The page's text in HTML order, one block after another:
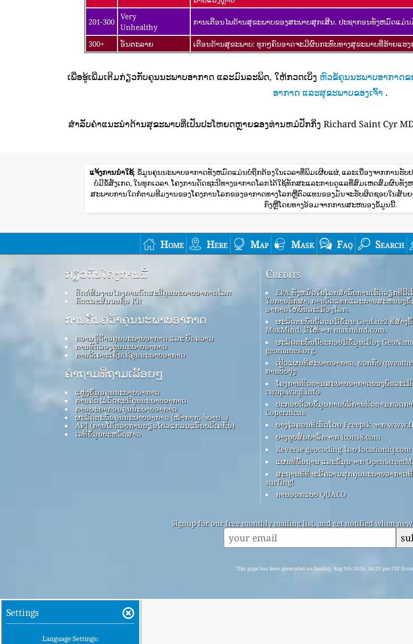
201-300
Very
Unhealthy
ການເຕືອນໄພດ້ານສຸຂະພາບຂອງສະພາບສຸກເສີນ. ປະຊາກອນທັງຫມົດແມ່
300+ ອັນຕະລາຍ ເຕືອນດ້ານສຸຂະພາບ: ທຸກໆຄົນອາດຈະມີຜົນກະທົບທາງສຸຂະພາບທີ່ຮ້າຍແຮງ
ເພື່ອຮູ້ເພີ່ມເຕີມກ່ຽວກັບຄຸນນະພາບອາກາດ ແລະມົນລະພິດ, ໃຫ້ກວດເບິ່ງ ຫົວຂໍ້ຄຸນນະພາບອາກາດ
ອາກາດ ແລະສຸຂະພາບຂອງເຈົ້າ .
ສໍາລັບຄໍາແນະນໍາດ້ານສຸຂະພາບທີ່ເປັນປະໂຫຍດຫຼາຍຂອງທ່ານຫມໍປັກກິ່ງ Richard Saint Cyr
ແຈ້ງການນໍາໃຊ້: ຂໍ້ມູນຄຸນນະພາບອາກາດທັງຫມົດແມ່ນບໍ່ຖືກຕ້ອງໃນເວລາທີ່ພິມເຜີຍແຜ່, ແລະເນື່ອງຈາກການຮັບ
ບໍ່ມີຂໍ້ສັງເກດ, ໃນທຸກເວລາ. ໂຄງການດັດຊະນີທາງອາກາດໂລກໄດ້ໃຊ້ທັກສະແລະການດູແລທີ່ສົມເຫດສົມຜົນທັ
ສະພາບການໃດກໍ່ຕາມທີມງານຂອງໂຄງການໂລກຂອງອາກາດທາງໂລກຫຼືຕົວແທນຂອງມັນຈະຮັບຜິດຊອບໃນສັນ
ກົງຫຼືໂດຍທາງອ້ອມຈາກການສະຫນອງຂໍ້ມູນນີ້.
Home Here Map Mask Faq Search
ກ່ຽວກັບໂຄງການນີ້
ຕິດຕໍ່ທີມງານໂຄງການດັດສະນີຄຸນນະພາບອາກາດໂລກ
ກົດ​ແລະ​ສື່​ມວນ​ຊົນ Kit
ການຄົ້ນຄວ້າຄຸນນະພາບອາກາດ
ຄວາມຮູ້ດ້ານຄຸນນະພາບອາກາດ ແລະ ບົດຄວາມ
ການທົດລອງຄຸນນະພາບອາກາດ
ການວິເຄາະເຊັນເຊີຄຸນນະພາບອາກາດ
ຄໍາຖາມທີ່ຖາມເລື້ອຍໆ
ແຫຼ່ງຂໍ້ມູນຄຸນນະພາບອາກາດ
ການຄິດໄລ່ດັດຊະນີຄຸນນະພາບອາກາດ
ການພະຍາກອນຄຸນນະພາບອາກາດ
ຜະລິດຕະພັນຄຸນນະພາບອາກາດ (ໜ້າກາກ, ຈໍພາບ…)
API (ການໂຕ້ຕອບການຂຽນໂປລແກລມແອັບພລິເຄຊັນ)
ເວທີຂໍ້ມູນປະຫວັດສາດ
Credits
EPA ທັງ​ຫມົດ​ໃນ​ໂລກ​ສໍາ​ລັບ​ການ​ເຮັດ​ວຽກ​ທີ່​ດີ​ເ
ໃນ​ການ​ຮັກ​ສາ​, ການ​ວັດ​ແທກ​ແລະ​ການ​ສະ​ຫນອງ​
ອາ​ກາດ​ໃຫ້​ພົນ​ລະ​ເມືອງ​ໂລກ​.
ຜະລິດຕະພັນນີ້ລວມມີຂໍ້ມູນ GeoLite2 ທີ່ສ້າງ
MaxMind, ມີໃຫ້ຈາກ maxmind.com.
ຜະລິດຕະພັນນີ້ປະກອບມີຂໍ້ມູນເມືອງ
geonames.org.
ເປີດແຜນທີ່ສະພາບອາກາດ, ບວກກັບ
ການປັບປຸງ
ໂຄງການຕິດຕາມສະພາບອາກາດຂອງພົນລະເ
cwop.waqi.info
ປະກອບດ້ວຍຂໍ້ມູນການບໍລິການຕິດຕາມກວດກ
Copernicus
ບາງໄອຄອນທີ່ເຮັດໂດຍ Freepik ຈາກ
ບາງຮູບສັນຍາລັກຈາກ icons8.com
Reverse geocoding ໂດຍ locationiq.com
ແຜນທີ່ພື້ນຖານ ແລະຂໍ້ມູນຈາກ
ສະຖານທີ່ທີ່ຈະມີຄວາມສຸກຄຸນນະພາບອາກາດ
surfing!
ການອອກແບບ QUACO
Signup for our free monthly mailing list, and get notified when
This page has been generated on Sunday, Aug 9th 2026, 16:25 pm CST
Settings
Language Settings: